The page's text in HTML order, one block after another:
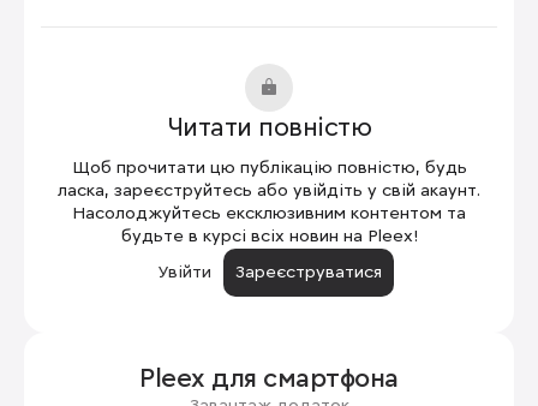
Читати повністю
Щоб прочитати цю публікацію повністю, будь
ласка, зареєструйтесь або увійдіть у свій акаунт.
Насолоджуйтесь ексклюзивним контентом та
будьте в курсі всіх новин на Pleex!
Увійти
Зареєструватися
Pleex для смартфона